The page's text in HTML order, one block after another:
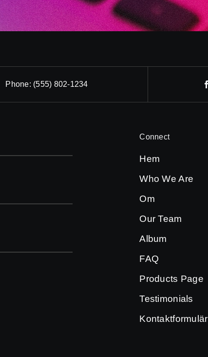
Phone: (555) 802-1234
Connect
Hem
Who We Are
Om
Our Team
Album
FAQ
Products Page
Testimonials
Kontaktformulär